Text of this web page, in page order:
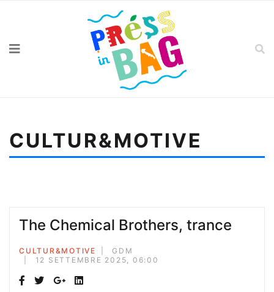
CULTUR&MOTIVE
The Chemical Brothers, trance
CULTUR&MOTIVE
GDM
12 SETTEMBRE 2025, 06:00